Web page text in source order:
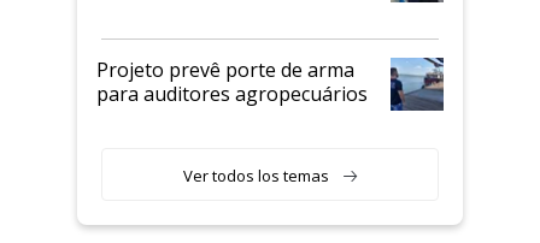
Projeto prevê porte de arma
para auditores agropecuários
Ver todos los temas